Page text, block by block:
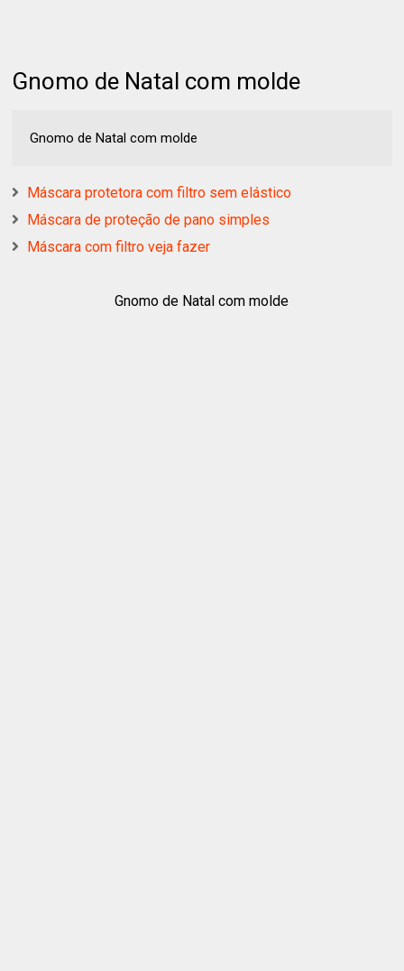
Gnomo de Natal com molde
Gnomo de Natal com molde
Máscara protetora com filtro sem elástico
Máscara de proteção de pano simples
Máscara com filtro veja fazer
Gnomo de Natal com molde